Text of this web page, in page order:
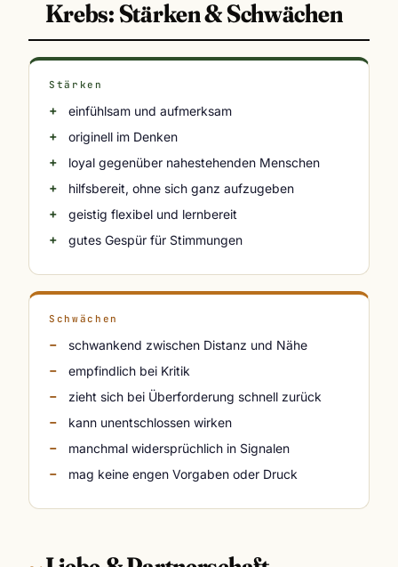
Krebs: Stärken & Schwächen
Stärken
einfühlsam und aufmerksam
originell im Denken
loyal gegenüber nahestehenden Menschen
hilfsbereit, ohne sich ganz aufzugeben
geistig flexibel und lernbereit
gutes Gespür für Stimmungen
Schwächen
schwankend zwischen Distanz und Nähe
empfindlich bei Kritik
zieht sich bei Überforderung schnell zurück
kann unentschlossen wirken
manchmal widersprüchlich in Signalen
mag keine engen Vorgaben oder Druck